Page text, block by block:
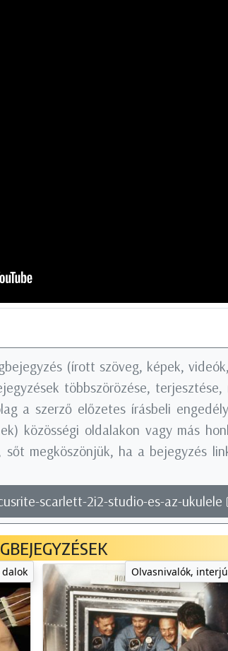
(írott szöveg, képek,
többszörözése, terjesztése,
a szerző előzetes írásbeli
közösségi oldalakon vagy más
sőt megköszönjük, ha a bejegyzés
scarlett-2i2-studio-es-az-ukulele
Olvasnivalók,